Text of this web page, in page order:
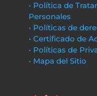
• Política de
Personales
• Políticas de
• Certificado de
• Políticas de
• Mapa del Sitio